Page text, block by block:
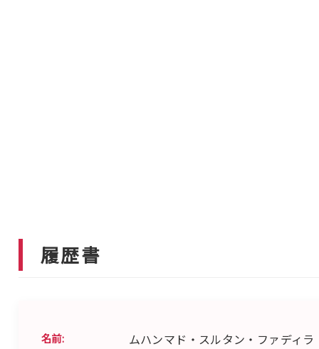
履歴書
名前:
ムハンマド・スルタン・ファディラ